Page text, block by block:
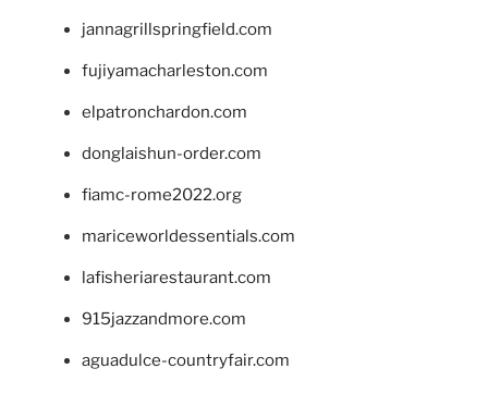
jannagrillspringfield.com
fujiyamacharleston.com
elpatronchardon.com
donglaishun-order.com
fiamc-rome2022.org
mariceworldessentials.com
lafisheriarestaurant.com
915jazzandmore.com
aguadulce-countryfair.com